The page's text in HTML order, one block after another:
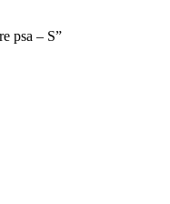
psa – S”